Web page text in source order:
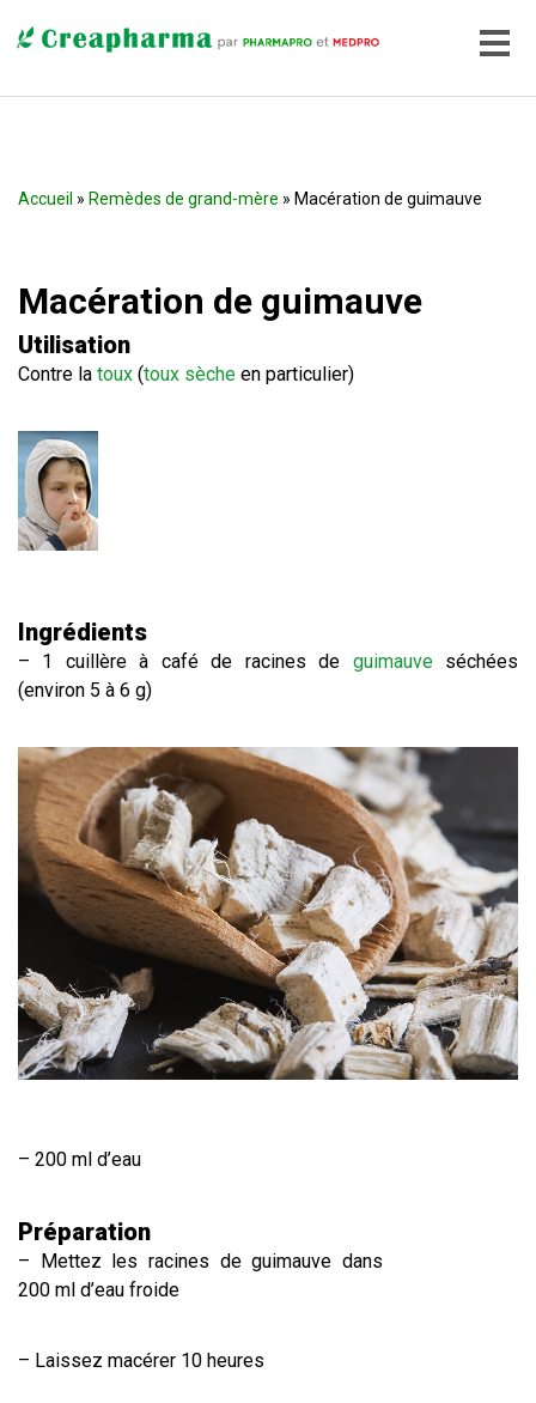
Accueil » Remèdes de grand-mère » Macération de guimauve
Macération de guimauve
Utilisation
Contre la toux (toux sèche en particulier)
Ingrédients
– 1 cuillère à café de racines de guimauveséchées
(environ 5 à 6 g)
– 200 ml d’eau
Préparation
– Mettez les racines de guimauve dans
200 ml d’eau froide
– Laissez macérer 10 heures